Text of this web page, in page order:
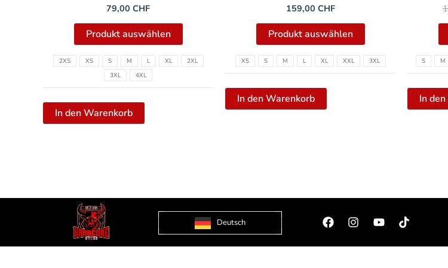
79,00 CHF
Produkt auswählen
2XS XS S M L XL
2XL
3XL
4XL
In den Warenkorb
159,00 CHF
Produkt auswählen
XS S M L XL XXL 3XL
In den Warenkorb
S M
In
Deutsch FacebookInstagram
YoutubeTiktok